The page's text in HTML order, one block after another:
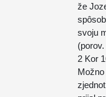
že
svoju
2 Kor